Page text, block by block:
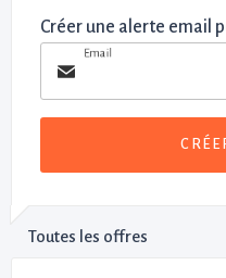
Créer une alerte email
Email
Toutes les offres